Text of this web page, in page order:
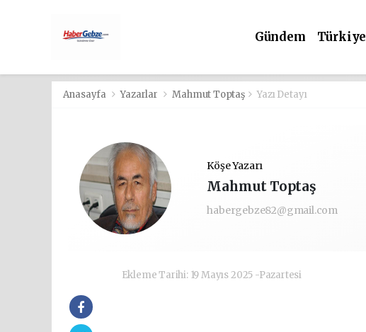
Gündem Türkiye
Anasayfa Yazarlar Mahmut Toptaş Yazı Detayı
Köşe Yazarı
Mahmut Toptaş
habergebze82@gmail.com
Ekleme Tarihi: 19 Mayıs 2025 -Pazartesi